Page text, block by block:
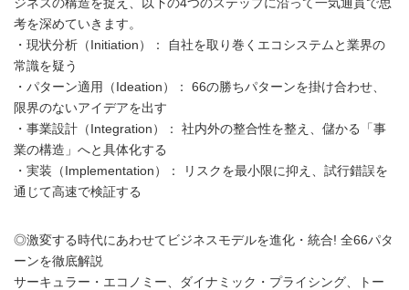
考を深めていきます。
・現状分析（Initiation）： 自社を取り巻くエコシステムと業界の
常識を疑う
・パターン適用（Ideation）： 66の勝ちパターンを掛け合わせ、
限界のないアイデアを出す
・事業設計（Integration）： 社内外の整合性を整え、儲かる「事
業の構造」へと具体化する
・実装（Implementation）： リスクを最小限に抑え、試行錯誤を
通じて高速で検証する
◎激変する時代にあわせてビジネスモデルを進化・統合! 全66パタ
ーンを徹底解説
サーキュラー・エコノミー、ダイナミック・プライシング、トー